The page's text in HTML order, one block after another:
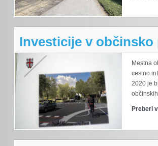
Investicije v
Mestna
cestno
2020 je
Preberi